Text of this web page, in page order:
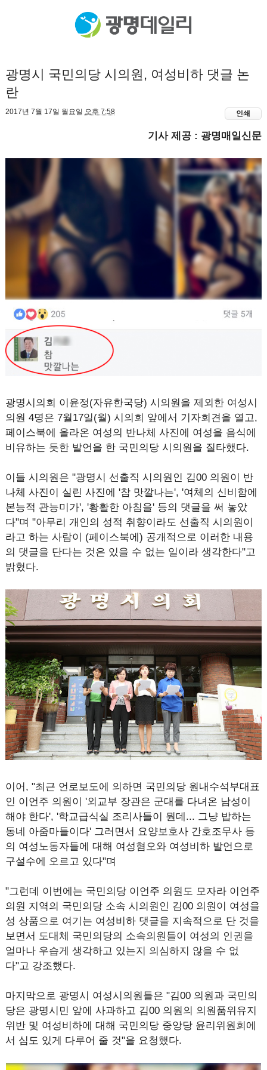
광명시 국민의당 시의원, 여성비하 댓글 논
란
2017년 7월 17일 월요일 오후 7:58 인쇄
기사 제공 : 광명매일신문
광명시의회 이윤정(자유한국당) 시의원을 제외한 여성시
의원 4명은 7월17일(월) 시의회 앞에서 기자회견을 열고,
페이스북에 올라온 여성의 반나체 사진에 여성을 음식에
비유하는 듯한 발언을 한 국민의당 시의원을 질타했다.
이들 시의원은 "광명시 선출직 시의원인 김00 의원이 반
나체 사진이 실린 사진에 '참 맛깔나는', '여체의 신비함에
본능적 관능미가', '황활한 아침을' 등의 댓글을 써 놓았
다"며 "아무리 개인의 성적 취향이라도 선출직 시의원이
라고 하는 사람이 (페이스북에) 공개적으로 이러한 내용
의 댓글을 단다는 것은 있을 수 없는 일이라 생각한다"고
밝혔다.
이어, "최근 언로보도에 의하면 국민의당 원내수석부대표
인 이언주 의원이 '외교부 장관은 군대를 다녀온 남성이
해야 한다', '학교급식실 조리사들이 뭔데... 그냥 밥하는
동네 아줌마들이다' 그러면서 요양보호사 간호조무사 등
의 여성노동자들에 대해 여성혐오와 여성비하 발언으로
구설수에 오르고 있다"며
"그런데 이번에는 국민의당 이언주 의원도 모자라 이언주
의원 지역의 국민의당 소속 시의원인 김00 의원이 여성을
성 상품으로 여기는 여성비하 댓글을 지속적으로 단 것을
보면서 도대체 국민의당의 소속의원들이 여성의 인권을
얼마나 우습게 생각하고 있는지 의심하지 않을 수 없
다"고 강조했다.
마지막으로 광명시 여성시의원들은 "김00 의원과 국민의
당은 광명시민 앞에 사과하고 김00 의원의 의원품위유지
위반 및 여성비하에 대해 국민의당 중앙당 윤리위원회에
서 심도 있게 다루어 줄 것"을 요청했다.